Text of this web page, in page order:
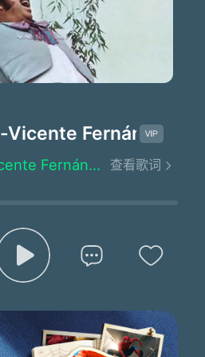
-Vicente Fernández
Volvió por Ella - Vicente Fernández
El día que volvió por ella su casa llego tocando
Pero un amigo le dijo tu novia se esta casando
Se dirigió a la cantina para borrarse el intento
Pero al llegar a la plaza ya llevaba el diablo adentro
Fue derecho a la novia se fue apartando la gente
查看歌词